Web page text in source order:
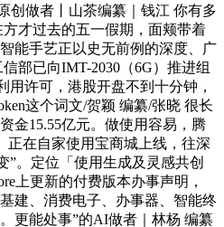
创做者丨山茶编纂｜钱江 你有多
才过去的五一假期，面颊带着
能手艺正以史无前例的深度、广
部已向IMT-2030（6G）推进组
用许可，港股开盘不到十分钟，
这个词文/贺颖 编纂/张晓 很长
金15.55亿元。做使用容易，腾
正在自家使用宝商城上线，往深
”。定位「使用生成及灵感共创
上更新的付费版本办事声明，
建、消费电子、办事器、智能终
更能处事”的AI做者｜林杨 编纂